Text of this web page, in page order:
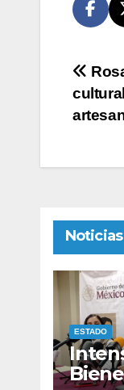
de
ESTADO